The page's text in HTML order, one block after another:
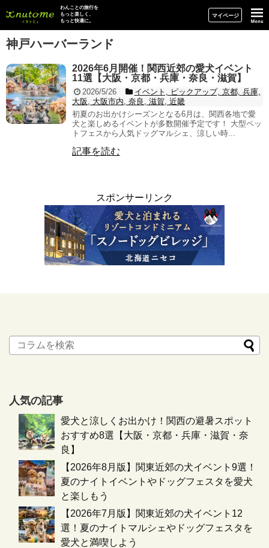
イヌトミィ
わんことの旅行を
もっと楽しく、
もっと快適に。
マイページ
神戸ハーバーランド
2026年6月開催！関西近郊の愛犬イベント
11選【大阪・京都・兵庫・奈良・滋賀】
2026/5/26
イベント, ピックアップ, 京都, 兵庫,
大阪, 大阪市内, 奈良, 滋賀, 近畿
初夏のお出かけシーズンとなる6月は、関西各地で愛
犬と楽しめるイベントが多数開催予定です！ 大型ペッ
トフェスから人気ドッグマルシェ、涼しい時...
記事を読む
スポンサーリンク
人気の記事
愛犬と涼しくお出かけ！関西の避暑スポット
おすすめ8選【大阪・京都・兵庫・滋賀・奈
良】
【2026年8月版】関東近郊の犬イベント9選！
夏のナイトイベントやドッグフェスタを愛犬
と楽しもう
【2026年7月版】関東近郊の犬イベント12
選！夏のナイトマルシェやドッグフェスタを
愛犬と満喫しよう